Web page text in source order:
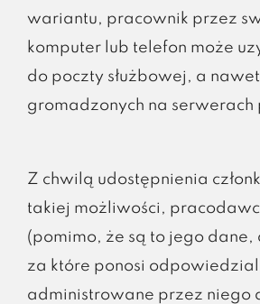
wariantu, pracownik przez
komputer lub telefon może
do poczty służbowej, a
gromadzonych na
Z chwilą udostępnienia
takiej możliwości,
(pomimo, że są to jego dane,
za które ponosi
administrowane przez niego